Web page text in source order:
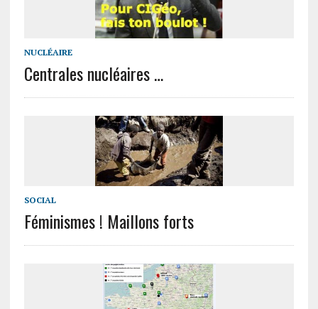
NUCLÉAIRE
Centrales nucléaires …
SOCIAL
Féminismes ! Maillons forts